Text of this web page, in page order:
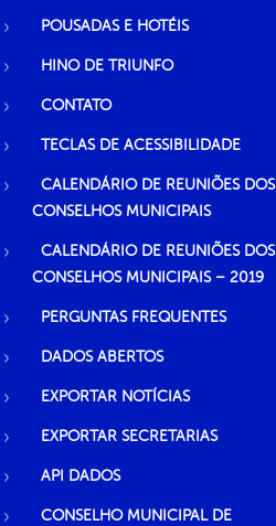
POUSADAS E HOTÉIS
HINO DE TRIUNFO
CONTATO
TECLAS DE ACESSIBILIDADE
CALENDÁRIO DE REUNIÕES DOS
CONSELHOS MUNICIPAIS
CALENDÁRIO DE REUNIÕES DOS
CONSELHOS MUNICIPAIS – 2019
PERGUNTAS FREQUENTES
DADOS ABERTOS
EXPORTAR NOTÍCIAS
EXPORTAR SECRETARIAS
API DADOS
CONSELHO MUNICIPAL DE